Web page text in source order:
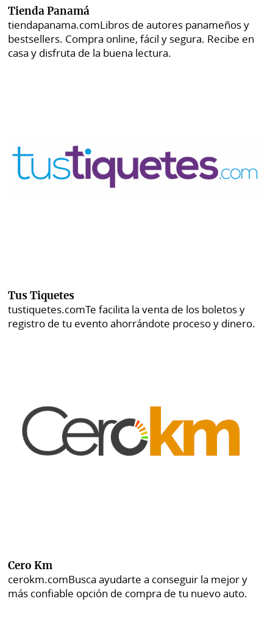
Tienda Panamá
tiendapanama.comLibros de autores panameños y
bestsellers. Compra online, fácil y segura. Recibe en
casa y disfruta de la buena lectura.
Tus Tiquetes
tustiquetes.comTe facilita la venta de los boletos y
registro de tu evento ahorrándote proceso y dinero.
Cero Km
cerokm.comBusca ayudarte a conseguir la mejor y
más confiable opción de compra de tu nuevo auto.